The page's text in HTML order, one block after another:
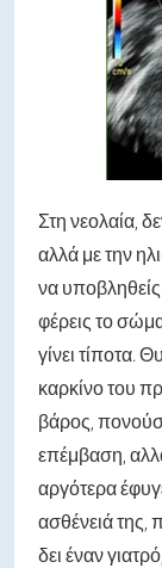
Στη νεολαία,
αλλά με την
να
φέρεις το
γίνει τίποτα.
καρκίνο του
βάρος,
επέμβαση,
αργότερα
ασθένειά
δει έναν